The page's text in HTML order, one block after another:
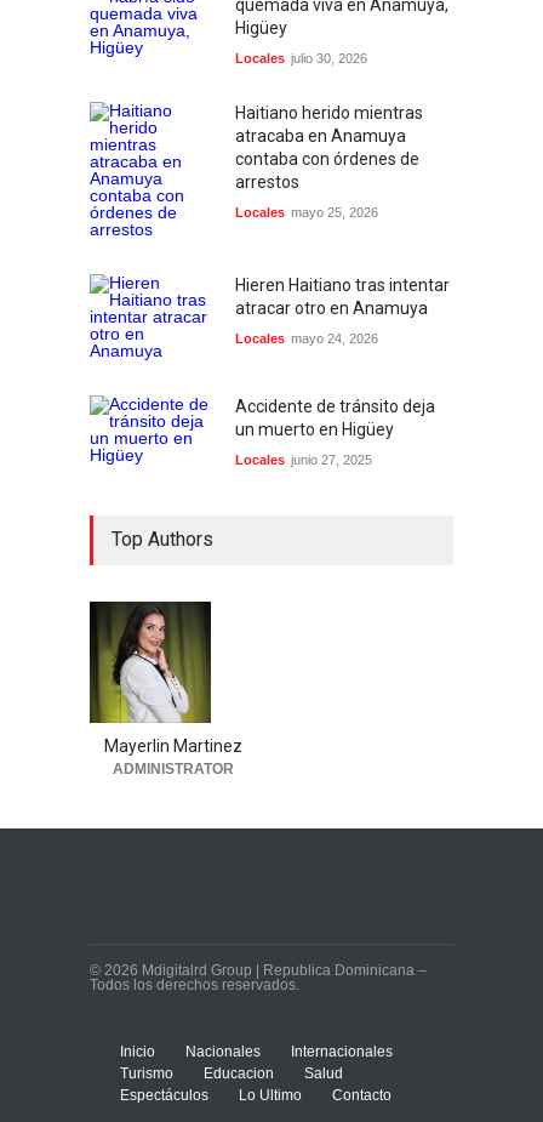
quemada viva en Anamuya,
Higüey
Locales julio 30, 2026
Haitiano herido mientras
atracaba en Anamuya
contaba con órdenes de
arrestos
Locales mayo 25, 2026
Hieren Haitiano tras intentar
atracar otro en Anamuya
Locales mayo 24, 2026
Accidente de tránsito deja
un muerto en Higüey
Locales junio 27, 2025
Top Authors
Mayerlin Martinez
ADMINISTRATOR
© 2026 Mdigitalrd Group | Republica Dominicana –
Todos los derechos reservados.
Inicio Nacionales
Internacionales
Turismo
Educacion
Salud
Espectáculos
Lo Ultimo Contacto